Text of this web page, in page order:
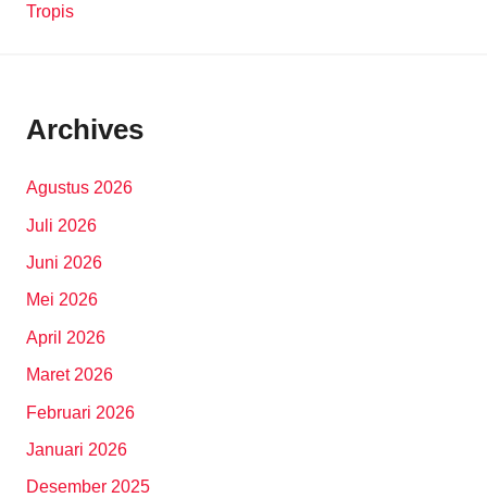
Tropis
Archives
Agustus 2026
Juli 2026
Juni 2026
Mei 2026
April 2026
Maret 2026
Februari 2026
Januari 2026
Desember 2025